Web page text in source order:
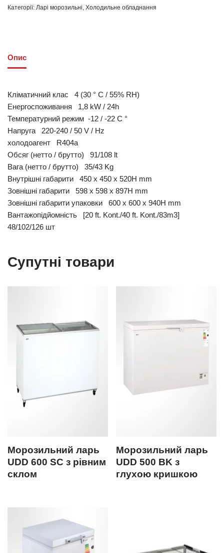
Категорії: Ларі морозильні, Холодильне обладнання
Опис
Кліматичний клас 4 (30 ° C / 55% RH)
Енергоспоживання 1,8 kW / 24h
Температурний режим -12 / -22 C °
Напруга 220-240 / 50 V / Hz
холодоагент R404a
Обсяг (нетто / брутто) 91/108 lt
Вага (нетто / брутто) 35/43 Kg
Внутрішні габарити 450 x 450 x 520H mm
Зовнішні габарити 598 x 598 x 897H mm
Зовнішні габарити упаковки 600 x 600 x 940H mm
Вантажопідйомність [20 ft. Kont./40 ft. Kont./83m3]
48/102/126 шт
Супутні товари
Морозильний ларь
UDD 600 SC з рівним
склом
Морозильний ларь
UDD 500 BK з
глухою кришкою